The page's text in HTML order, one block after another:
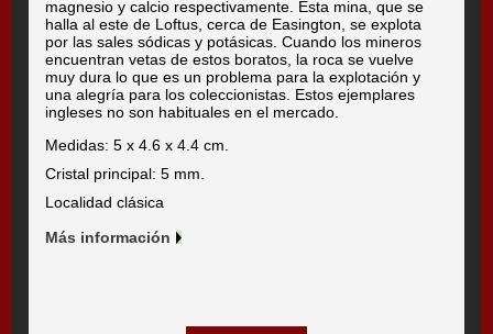
magnesio y calcio respectivamente. Esta mina, que se
halla al este de Loftus, cerca de Easington, se explota
por las sales sódicas y potásicas. Cuando los mineros
encuentran vetas de estos boratos, la roca se vuelve
muy dura lo que es un problema para la explotación y
una alegría para los coleccionistas. Estos ejemplares
ingleses no son habituales en el mercado.
Medidas: 5 x 4.6 x 4.4 cm.
Cristal principal: 5 mm.
Localidad clásica
Más información